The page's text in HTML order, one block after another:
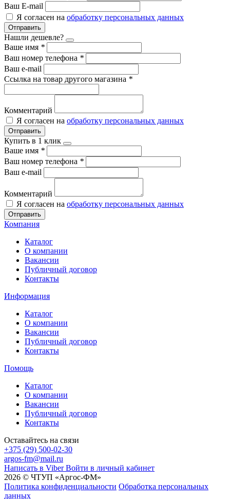
Ваш E-mail
Я согласен на обработку персональных данных
Отправить
Нашли дешевле?
Ваше имя *
Ваш номер телефона *
Ваш e-mail
Ссылка на товар другого магазина *
Комментарий
Я согласен на обработку персональных данных
Отправить
Купить в 1 клик
Ваше имя *
Ваш номер телефона *
Ваш e-mail
Комментарий
Я согласен на обработку персональных данных
Отправить
Компания
Каталог
О компании
Вакансии
Публичный договор
Контакты
Информация
Каталог
О компании
Вакансии
Публичный договор
Контакты
Помощь
Каталог
О компании
Вакансии
Публичный договор
Контакты
Оставайтесь на связи
+375 (29) 500-02-30
argos-fm@mail.ru
Написать в Viber Войти в личный кабинет
2026 © ЧТУП «Аргос-ФМ»
Политика конфиденциальности Обработка персональных
данных